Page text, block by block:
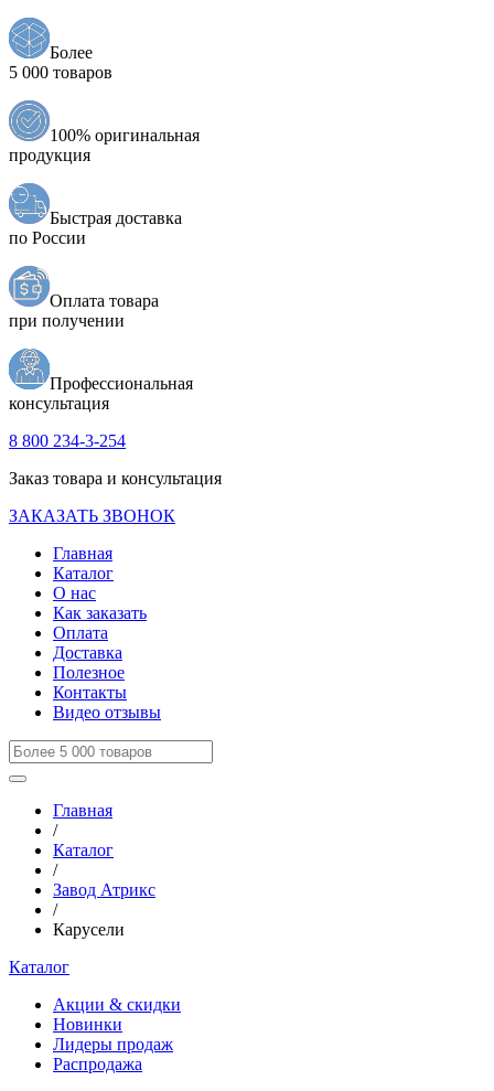
Более
5 000 товаров
100% оригинальная
продукция
Быстрая доставка
по России
Оплата товара
при получении
Профессиональная
консультация
8 800 234-3-254
Заказ товара и консультация
ЗАКАЗАТЬ ЗВОНОК
Главная
Каталог
О нас
Как заказать
Оплата
Доставка
Полезное
Контакты
Видео отзывы
Главная
/
Каталог
/
Завод Атрикс
/
Карусели
Каталог
Акции & скидки
Новинки
Лидеры продаж
Распродажа